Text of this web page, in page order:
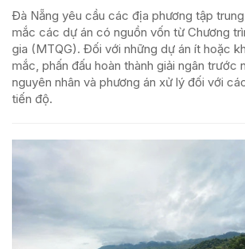
Đà Nẵng yêu cầu các địa phương tập
mắc các dự án có nguồn vốn từ Chương
gia (MTQG). Đối với những dự án ít hoặc
mắc, phấn đấu hoàn thành giải ngân trước
nguyên nhân và phương án xử lý đối với
tiến độ.